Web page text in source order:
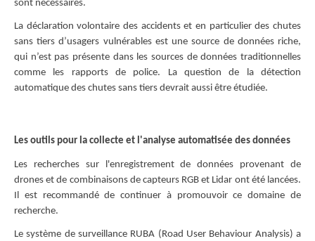
sont nécessaires.
La déclaration volontaire des accidents et en particulier des chutes
sans tiers d’usagers vulnérables est une source de données riche,
qui n’est pas présente dans les sources de données traditionnelles
comme les rapports de police. La question de la détection
automatique des chutes sans tiers devrait aussi être étudiée.
Les outils pour la collecte et l'analyse automatisée des données
Les recherches sur l'enregistrement de données provenant de
drones et de combinaisons de capteurs RGB et Lidar ont été lancées.
Il est recommandé de continuer à promouvoir ce domaine de
recherche.
Le système de surveillance RUBA (Road User Behaviour Analysis) a